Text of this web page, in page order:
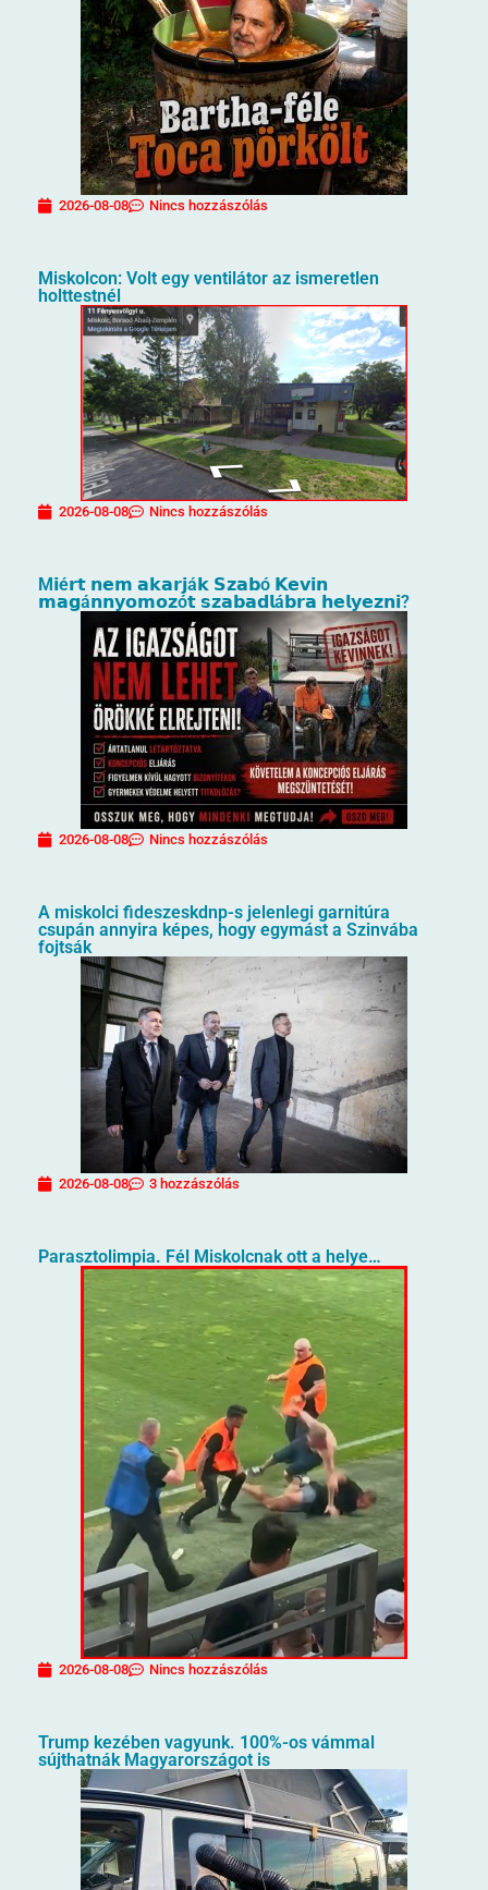
2026-08-08 Nincs hozzászólás
Miskolcon: Volt egy ventilátor az ismeretlen
holttestnél
2026-08-08 Nincs hozzászólás
M𝗶é𝗿𝘁 𝗻𝗲𝗺 𝗮𝗸𝗮𝗿𝗷á𝗸 𝗦𝘇𝗮𝗯ó 𝗞𝗲𝘃𝗶𝗻
𝗺𝗮𝗴á𝗻𝗻𝘆𝗼𝗺𝗼𝘇ó𝘁 𝘀𝘇𝗮𝗯𝗮𝗱𝗹á𝗯𝗿𝗮 𝗵𝗲𝗹𝘆𝗲𝘇𝗻𝗶?
2026-08-08 Nincs hozzászólás
A miskolci fideszeskdnp-s jelenlegi garnitúra
csupán annyira képes, hogy egymást a Szinvába
fojtsák
2026-08-08 3 hozzászólás
Parasztolimpia. Fél Miskolcnak ott a helye…
2026-08-08 Nincs hozzászólás
Trump kezében vagyunk. 100%-os vámmal
sújthatnák Magyarországot is